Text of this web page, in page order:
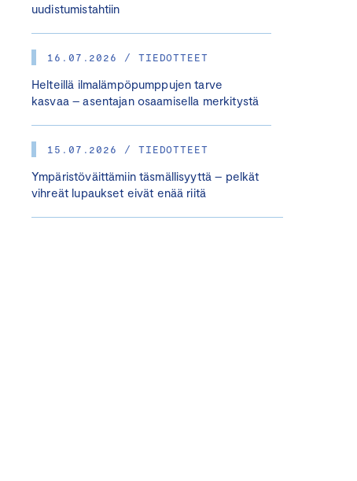
uudistumistahtiin
16.07.2026 / TIEDOTTEET
Helteillä ilmalämpöpumppujen tarve
kasvaa – asentajan osaamisella merkitystä
15.07.2026 / TIEDOTTEET
Ympäristöväittämiin täsmällisyyttä – pelkät
vihreät lupaukset eivät enää riitä